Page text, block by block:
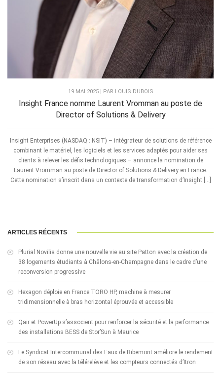
19 MAI 2025 | PAR LOUIS DUBOIS
Insight France nomme Laurent Vromman au poste de
Director of Solutions & Delivery
Insight Enterprises (NASDAQ : NSIT) – intégrateur de solutions de référence
combinant le matériel, les logiciels et les services adaptés pour aider ses
clients à relever les défis technologiques – annonce la nomination de
Laurent Vromman au poste de Director of Solutions & Delivery en France.
Cette nomination s’inscrit dans un contexte de transformation d’Insight […]
ARTICLES RÉCENTS
Plurial Novilia donne une nouvelle vie au site Patton avec la création de
38 logements étudiants à Châlons-en-Champagne dans le cadre d’une
reconversion progressive
Hexagon déploie en France TORO HP, machine à mesurer
tridimensionnelle à bras horizontal éprouvée et accessible
Qair et PowerUp s’associent pour renforcer la sécurité et la performance
des installations BESS de Stor’Sun à Maurice
Le Syndicat Intercommunal des Eaux de Ribemont améliore le rendement
de son réseau avec la télérelève et les compteurs connectés d’Itron